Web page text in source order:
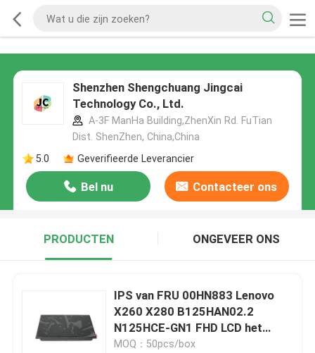
Shenzhen Shengchuang Jingcai
Technology Co., Ltd.
A-3F ManHa Building,ZhenXin Rd. FuTian
Dist. ShenZhen, China,China
5.0
Geverifieerde Leverancier
Bel nu Contacteer ons
PRODUCTEN ONGEVEER ONS
IPS van FRU 00HN883 Lenovo
X260 X280 B125HAN02.2
N125HCE-GN1 FHD LCD het
Schermvervanging
MOQ：50pcs/box